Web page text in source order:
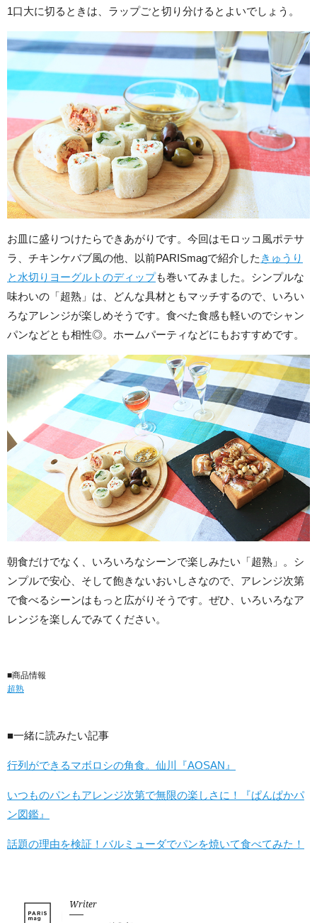
1口大に切るときは、ラップごと切り分けるとよいでしょう。
お皿に盛りつけたらできあがりです。今回はモロッコ風ポテサ
ラ、チキンケバブ風の他、以前PARISmagで紹介した きゅうり
と水切りヨーグルトのディップも巻いてみました。シンプルな
味わいの「超熟」は、どんな具材ともマッチするので、いろい
ろなアレンジが楽しめそうです。食べた食感も軽いのでシャン
パンなどとも相性◎。ホームパーティなどにもおすすめです。
朝食だけでなく、いろいろなシーンで楽しみたい「超熟」。シ
ンプルで安心、そして飽きないおいしさなので、アレンジ次第
で食べるシーンはもっと広がりそうです。ぜひ、いろいろなア
レンジを楽しんでみてください。
■商品情報
超熟
■一緒に読みたい記事
行列ができるマボロシの角食。仙川『AOSAN』
いつものパンもアレンジ次第で無限の楽しさに！『ぱんぱかパ
ン図鑑』
話題の理由を検証！バルミューダでパンを焼いて食べてみた！
Writer